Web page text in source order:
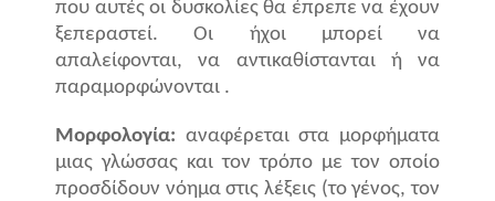
που αυτές οι δυσκολίες θα έπρεπε να έχουν
ξεπεραστεί. Οι ήχοι μπορεί να
απαλείφονται, να αντικαθίστανται ή να
παραμορφώνονται .
Μορφολογία: αναφέρεται στα μορφήματα
μιας γλώσσας και τον τρόπο με τον οποίο
προσδίδουν νόημα στις λέξεις (το γένος, τον